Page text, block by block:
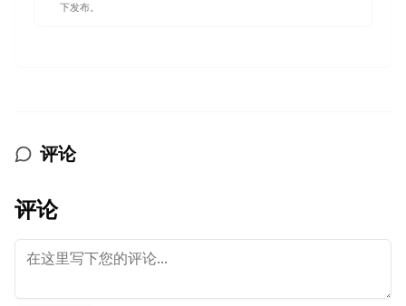
下发布。
评论
评论